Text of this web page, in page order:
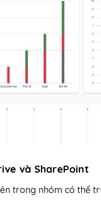
và SharePoint
trong nhóm có thể